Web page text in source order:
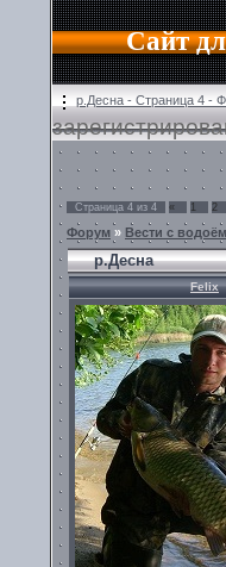
Сайт
р.Десна - Страница 4 -
Страница 4 из 4 « 1 2
Форум » Вести с
р.Десна
Felix